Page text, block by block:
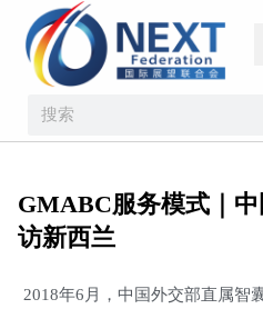
GMABC服务模式｜
访新西兰
2018年6月，中国外交部直属